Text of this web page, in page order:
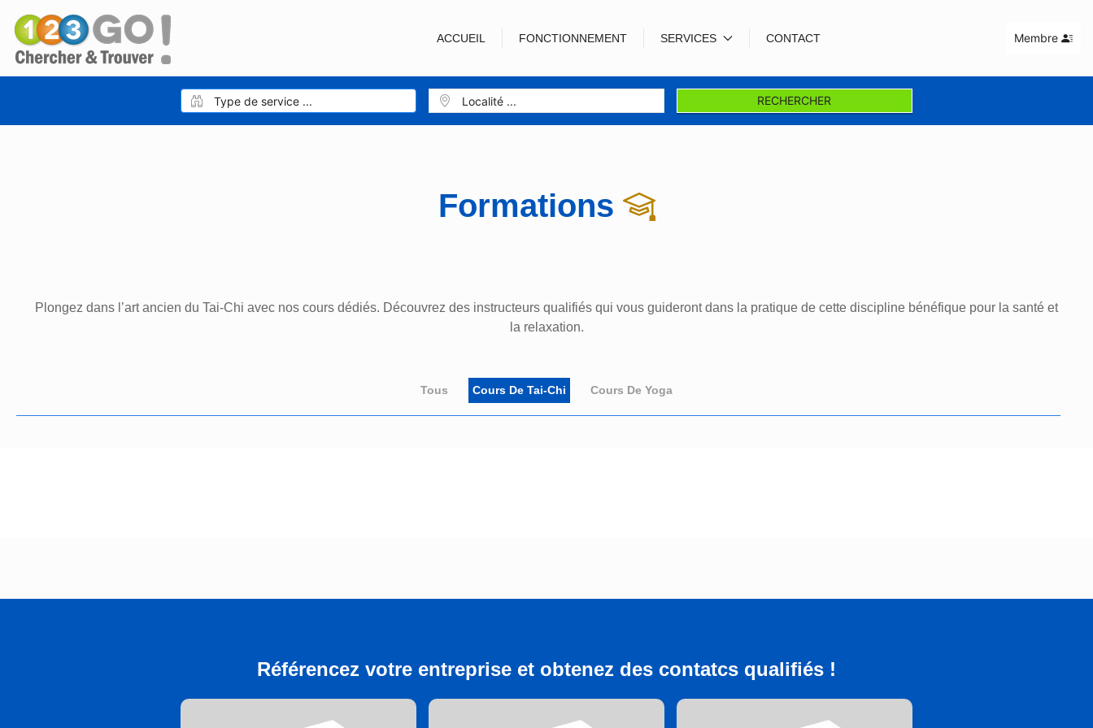
ACCUEIL FONCTIONNEMENT SERVICES CONTACT Membre
RECHERCHER
Formations
Plongez dans l’art ancien du Tai-Chi avec nos cours dédiés. Découvrez des instructeurs qualifiés qui vous guideront dans la pratique de cette discipline bénéfique pour la santé et
la relaxation.
Tous Cours De Tai-Chi Cours De Yoga
Référencez votre entreprise et obtenez des contatcs qualifiés !